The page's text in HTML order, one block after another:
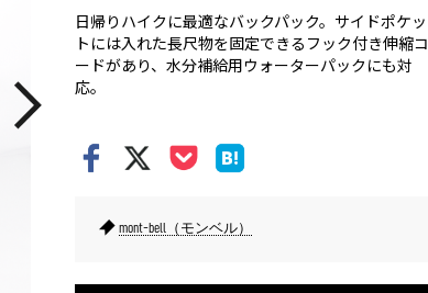
日帰りハイクに最適なバックパック。サイドポケッ
トには入れた長尺物を固定できるフック付き伸縮コ
ードがあり、水分補給用ウォーターパックにも対
応。
mont-bell（モンベル）